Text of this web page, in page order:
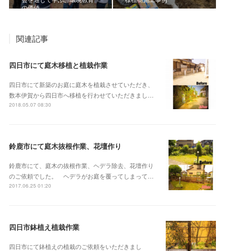
の価値
関連記事
四日市にて庭木移植と植栽作業
四日市にて新築のお庭に庭木を植栽させていただき、
数本伊賀から四日市へ移植を行わせていただきまし…
2018.05.07 08:30
鈴鹿市にて庭木抜根作業、花壇作り
鈴鹿市にて、庭木の抜根作業、ヘデラ除去、花壇作り
のご依頼でした。 ヘデラがお庭を覆ってしまって…
2017.06.25 01:20
四日市鉢植え植栽作業
四日市にて鉢植えの植栽のご依頼をいただきまし